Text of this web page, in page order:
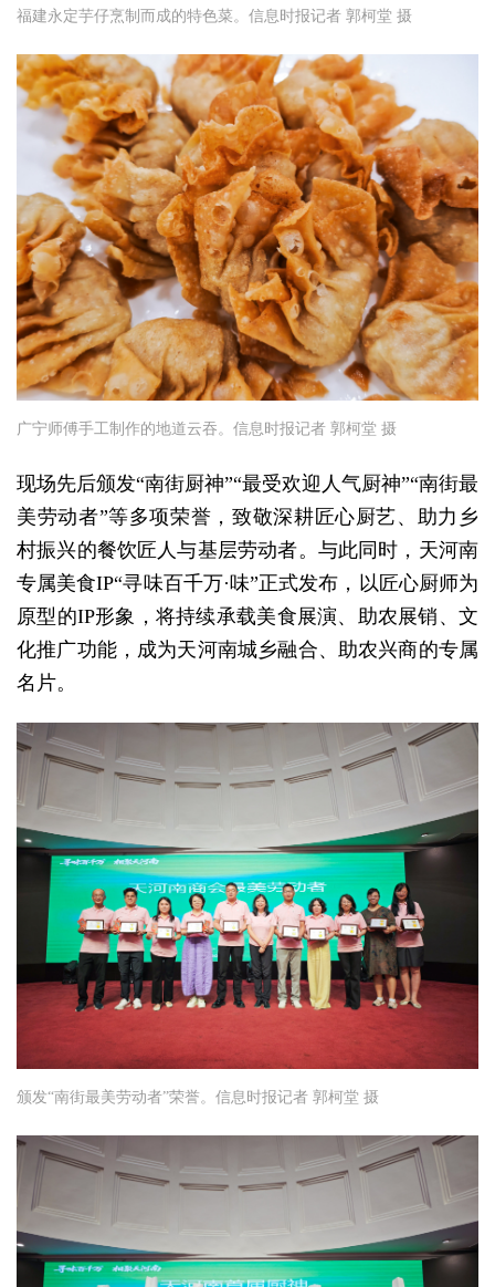
福建永定芋仔烹制而成的特色菜。信息时报记者 郭柯堂 摄
广宁师傅手工制作的地道云吞。信息时报记者 郭柯堂 摄
现场先后颁发“南街厨神”“最受欢迎人气厨神”“南街最
美劳动者”等多项荣誉，致敬深耕匠心厨艺、助力乡
村振兴的餐饮匠人与基层劳动者。与此同时，天河南
专属美食IP“寻味百千万·味”正式发布，以匠心厨师为
原型的IP形象，将持续承载美食展演、助农展销、文
化推广功能，成为天河南城乡融合、助农兴商的专属
名片。
颁发“南街最美劳动者”荣誉。信息时报记者 郭柯堂 摄